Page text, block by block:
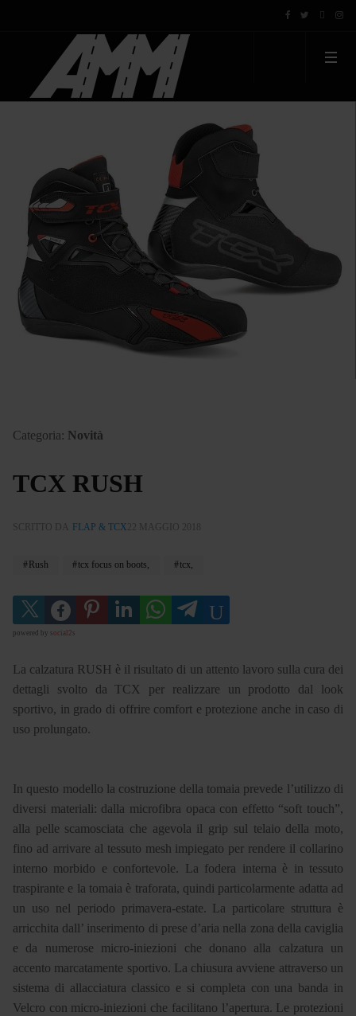
Categoria: Novità
TCX RUSH
SCRITTO DA FLAP & TCX22 MAGGIO 2018
Rush tcx focus on boots, tcx,
powered by social2s
La calzatura RUSH è il risultato di un attento lavoro sulla cura dei
dettagli svolto da TCX per realizzare un prodotto dal look
sportivo, in grado di offrire comfort e protezione anche in caso di
uso prolungato.
In questo modello la costruzione della tomaia prevede l’utilizzo di
diversi materiali: dalla microfibra opaca con effetto “soft touch”,
alla pelle scamosciata che agevola il grip sul telaio della moto,
fino ad arrivare al tessuto mesh impiegato per rendere il collarino
interno morbido e confortevole. La fodera interna è in tessuto
traspirante e la tomaia è traforata, quindi particolarmente adatta ad
un uso nel periodo primavera-estate. La particolare struttura è
arricchita dall’ inserimento di prese d’aria nella zona della caviglia
e da numerose micro-iniezioni che donano alla calzatura un
accento marcatamente sportivo. La chiusura avviene attraverso un
sistema di allacciatura classico e si completa con una banda in
Velcro con micro-iniezioni che facilitano l’apertura. Le protezioni